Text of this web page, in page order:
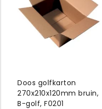
Doos golfkarton
270x210x120mm bruin,
B-golf, F0201